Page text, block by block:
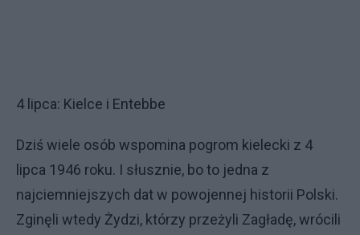
4 lipca: Kielce i Entebbe
Dziś wiele osób wspomina pogrom kielecki z 4
lipca 1946 roku. I słusznie, bo to jedna z
najciemniejszych dat w powojennej historii Polski.
Zginęli wtedy Żydzi, którzy przeżyli Zagładę, wrócili